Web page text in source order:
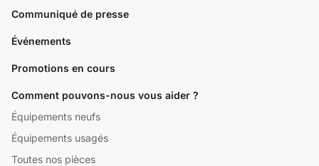
Communiqué de presse
Événements
Promotions en cours
Comment pouvons-nous vous aider ?
Équipements neufs
Équipements usagés
Toutes nos pièces